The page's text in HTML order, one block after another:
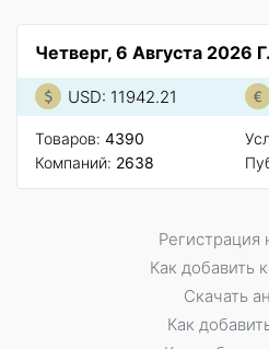
Четверг, 6 Августа 2026 Г.
USD: 11942.21
Товаров: 4390
Компаний: 2638
Регистрация
Как добавить
Скачать
Как